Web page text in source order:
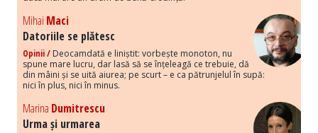
Mihai Maci
Datoriile se plătesc
Opinii / Deocamdată e liniștit: vorbește monoton, nu
spune mare lucru, dar lasă să se înțeleagă ce trebuie, dă
din mâini și se uită aiurea; pe scurt – e ca pătrunjelul în supă:
nici în plus, nici în minus.
Marina Dumitrescu
Urma și urmarea